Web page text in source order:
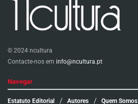
© 2024 ncultura
Contacte-nos em info@ncultura.pt
Navegar
Estatuto Editorial Autores Quem Somos